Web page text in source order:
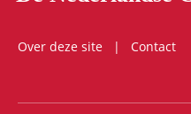
Over deze site
Contact